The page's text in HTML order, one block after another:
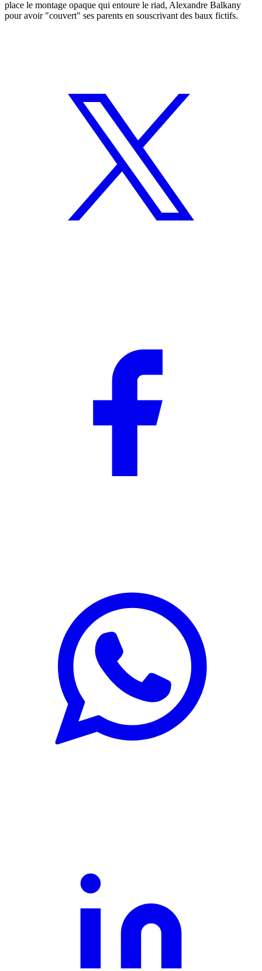
place le montage opaque qui entoure le riad, Alexandre Balkany
pour avoir "couvert" ses parents en souscrivant des baux fictifs.